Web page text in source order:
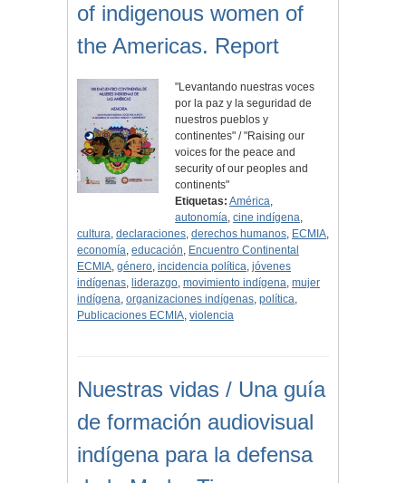
of indigenous women of
the Americas. Report
"Levantando nuestras voces
por la paz y la seguridad de
nuestros pueblos y
continentes" / "Raising our
voices for the peace and
security of our peoples and
continents"
Etiquetas: América,
autonomía,cine indígena,
cultura, declaraciones, derechos humanos, ECMIA,
economía, educación, Encuentro Continental
ECMIA, género, incidencia política, jóvenes
indígenas, liderazgo, movimiento indígena, mujer
indígena, organizaciones indígenas, política,
Publicaciones ECMIA, violencia
Nuestras vidas / Una guía
de formación audiovisual
indígena para la defensa